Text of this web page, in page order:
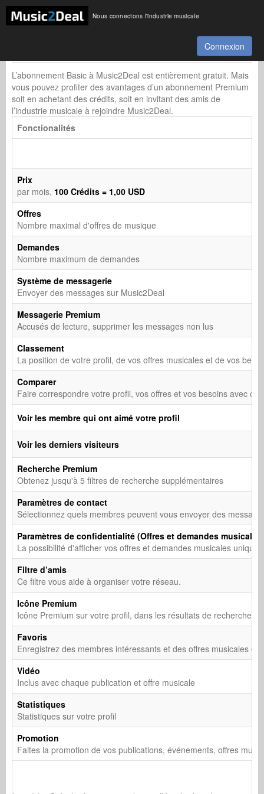
Nous connectons l'industrie musicale
Connexion
L’abonnement Basic à Music2Deal est entièrement gratuit. Mais
vous pouvez profiter des avantages d’un abonnement Premium
soit en achetant des crédits, soit en invitant des amis de
l’industrie musicale à rejoindre Music2Deal.
Fonctionalités
Prix
par mois, 100 Crédits = 1,00 USD
Offres
Nombre maximal d'offres de musique
Demandes
Nombre maximum de demandes
Système de messagerie
Envoyer des messages sur Music2Deal
Messagerie Premium
Accusés de lecture, supprimer les messages non lus
Classement
La position de votre profil, de vos offres musicales et de vos
Comparer
Faire correspondre votre profil, vos offres et vos besoins avec
Voir les membre qui ont aimé votre profil
Voir les derniers visiteurs
Recherche Premium
Obtenez jusqu'à 5 filtres de recherche supplémentaires
Paramètres de contact
Sélectionnez quels membres peuvent vous envoyer des
Paramètres de confidentialité (Offres et demandes musicales)
La possibilité d'afficher vos offres et demandes musicales
Filtre d’amis
Ce filtre vous aide à organiser votre réseau.
Icône Premium
Icône Premium sur votre profil, dans les résultats de recherche et
Favoris
Enregistrez des membres intéressants et des offres musicales
Vidéo
Inclus avec chaque publication et offre musicale
Statistiques
Statistiques sur votre profil
Promotion
Faites la promotion de vos publications, événements, offres